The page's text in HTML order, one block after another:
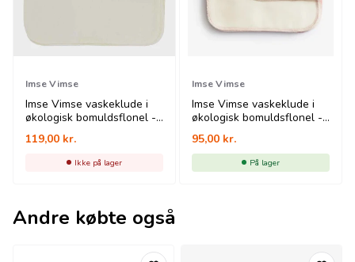
Imse Vimse
Imse Vimse vaskeklude i
økologisk bomuldsflonel -
119,00 kr.
Ikke på lager
Imse Vimse
Imse Vimse vaskeklude i
økologisk bomuldsflonel -
95,00 kr.
På lager
Andre købte også